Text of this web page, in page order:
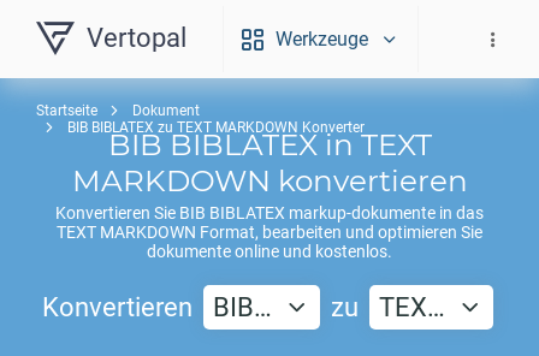
Vertopal Werkzeuge
Startseite
Dokument
BIB BIBLATEX zu TEXT MARKDOWN Konverter
BIB BIBLATEXinTEXT
MARKDOWN konvertieren
Konvertieren Sie BIB BIBLATEX markup-dokumente in das
TEXT MARKDOWN Format, bearbeiten und optimieren Sie
dokumente online und kostenlos.
Konvertieren BIB… zu TEX…